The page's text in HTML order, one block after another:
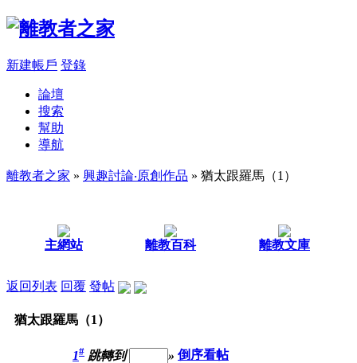
新建帳戶 登錄
論壇
搜索
幫助
導航
離教者之家 » 興趣討論‧原創作品 » 猶太跟羅馬（1）
主網站 離教百科 離教文庫
返回列表 回覆 發帖
猶太跟羅馬（1）
1# 跳轉到 » 倒序看帖